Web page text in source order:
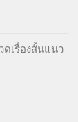
ดเรื่องสั้นแนว